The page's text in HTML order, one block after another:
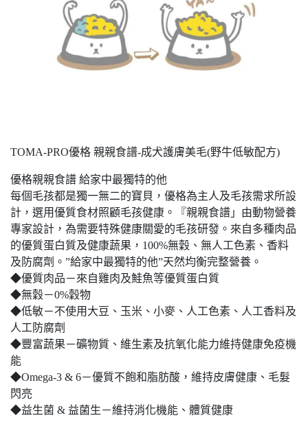
TOMA-PRO優格 親親食譜-成犬護膚美毛(野牛低敏配方)
優格親親食譜 給家中最獨特的他
每個毛孩都是獨一無二的寶貝，優格為主人及毛孩需求所設
計，選用優質食材照顧毛孩健康。『親親食譜」由動物營養
專家設計，為需要特殊健康關愛的毛孩研發。來自多種肉品
的優質蛋白質及健康蔬果，100%無穀、無人工色素、香料
及防腐劑。”給家中最獨特的他”天然均衡完整營養。
◆優質肉品－來自雞肉及鮭魚等優質蛋白質
◆無穀－0%穀物
◆低敏－不使用大豆、玉米、小麥、人工色素、人工香料及
人工防腐劑
◆豐富蔬果－礦物質、維生素及抗氧化能力維持健康免疫機
能
◆Omega-3 & 6－優質不飽和脂肪酸，維持皮膚健康、毛髮
閃亮
◆益生菌 & 益菌生－維持消化機能、體質健康